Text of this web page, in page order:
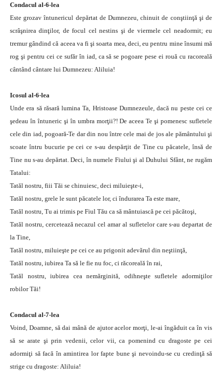
Condacul al-6-lea
Este grozav întunericul depărtat de Dumnezeu, chinuit de conştiinţă şi de
scrâşnirea dinţilor, de focul cel nestins şi de viermele cel neadormit; eu
tremur gândind că aceea va fi şi soarta mea, deci, eu pentru mine însumi mă
rog şi pentru cei ce sufăr în iad, ca să se pogoare pese ei rouă cu racoreală
cântând cântare lui Dumnezeu: Aliluia!
Icosul al-6-lea
Unde era să răsară lumina Ta, Hristoase Dumnezeule, dacă nu peste cei ce
şedeau în întuneric şi în umbra morţii?! De aceea Te şi pomenesc sufletele
cele din iad, pogoară-Te dar din nou între cele mai de jos ale pământului şi
scoate întru bucurie pe cei ce s-au despărţit de Tine cu păcatele, însă de
Tine nu s-au depărtat. Deci, în numele Fiului şi al Duhului Sfânt, ne rugăm
Tatalui:
Tatăl nostru, fiii Tăi se chinuiesc, deci miluieşte-i,
Tatăl nostru, grele le sunt păcatele lor, ci îndurarea Ta este mare,
Tatăl nostru, Tu ai trimis pe Fiul Tău ca să mântuiască pe cei păcătoşi,
Tatăl nostru, cercetează necazul cel amar al sufletelor care s-au departat de
la Tine,
Tatăl nostru, miluieşte pe cei ce au prigonit adevărul din neştiinţă,
Tatăl nostru, iubirea Ta să le fie nu foc, ci răcoreală în rai,
Tatăl nostru, iubirea cea nemărginită, odihneşte sufletele adormiţilor
robilor Tăi!
Condacul al-7-lea
Voind, Doamne, să dai mână de ajutor acelor morţi, le-ai îngăduit ca în vis
să se arate şi prin vedenii, celor vii, ca pomenind cu dragoste pe cei
adormiţi să facă în amintirea lor fapte bune şi nevoindu-se cu credinţă să
strige cu dragoste: Aliluia!